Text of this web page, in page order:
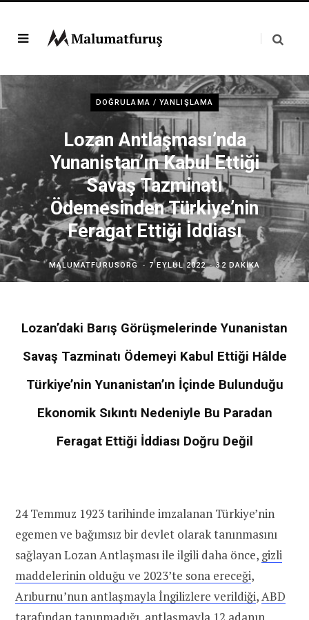
DOĞRULAMA / YANLIŞLAMA
Lozan Antlaşması’nda
Yunanistan’ın Kabul Ettiği
Savaş Tazminatı
Ödemesinden Türkiye’nin
Feragat Ettiği İddiası
MALUMATFURUSORG 7 EYLÜL 2022 32 DAKIKA
Lozan’daki Barış Görüşmelerinde Yunanistan
Savaş Tazminatı Ödemeyi Kabul Ettiği Hâlde
Türkiye’nin Yunanistan’ın İçinde Bulunduğu
Ekonomik Sıkıntı Nedeniyle Bu Paradan
Feragat Ettiği İddiası Doğru Değil
24 Temmuz 1923 tarihinde imzalanan Türkiye’nin
egemen ve bağımsız bir devlet olarak tanınmasını
sağlayan Lozan Antlaşması ile ilgili daha önce, gizli
maddelerinin olduğu ve 2023’te sona ereceği,
Arıburnu’nun antlaşmayla İngilizlere verildiği,ABD